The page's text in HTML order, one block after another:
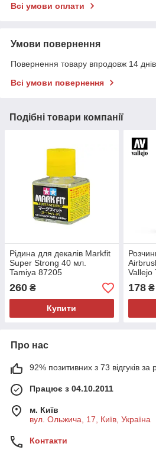
Всі умови оплати
Умови повернення
Повернення товару впродовж 14
Всі умови повернення
Подібні товари компанії
Рідина для декалів Markfit
Super Strong 40 мл.
Tamiya 87205
260 ₴
Купити
Vallejo
178₴
Про нас
92% позитивних з 73 відгуків за
Працює з 04.10.2011
м. Київ
вул. Ольжича, 17, Київ, Україна
Контакти